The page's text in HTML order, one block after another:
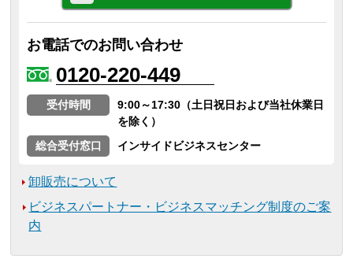
お電話でのお問い合わせ
0120-220-449
受付時間
9:00～17:30（土日祝日および当社休業日
を除く）
総合受付窓口
インサイドビジネスセンター
卸販売について
ビジネスパートナー・ビジネスマッチング制度のご案
内